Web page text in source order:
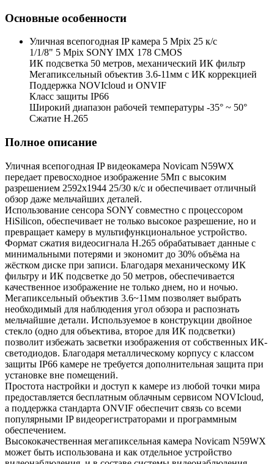
Основные особенности
Уличная всепогодная IP камера 5 Mpix 25 к/с
1/1/8" 5 Mpix SONY IMX 178 CMOS
ИК подсветка 50 метров, механический ИК фильтр
Мегапиксельный объектив 3.6-11мм c ИК коррекцией
Поддержка NOVIcloud и ONVIF
Класс защиты IP66
Широкий диапазон рабочей температуры -35° ~ 50°
Сжатие H.265
Полное описание
Уличная всепогодная IP видеокамера Novicam N59WX
передает превосходное изображение 5Мп с высоким
разрешением 2592x1944 25/30 к/с и обеспечивает отличный
обзор даже мельчайших деталей.
Использование сенсора SONY совместно с процессором
HiSilicon, обеспечивает не только высокое разрешение, но и
превращает камеру в мультифункциональное устройство.
Формат сжатия видеосигнала H.265 обрабатывает данные с
минимальными потерями и экономит до 30% объёма на
жёстком диске при записи. Благодаря механическому ИК
фильтру и ИК подсветке до 50 метров, обеспечивается
качественное изображение не только днем, но и ночью.
Мегапиксельный объектив 3.6~11мм позволяет выбрать
необходимый для наблюдения угол обзора и распознать
мельчайшие детали. Используемое в конструкции двойное
стекло (одно для объектива, второе для ИК подсветки)
позволит избежать засветки изображения от собственных ИК-
светодиодов. Благодаря металлическому корпусу с классом
защиты IP66 камере не требуется дополнительная защита при
установке вне помещений.
Простота настройки и доступ к камере из любой точки мира
предоставляется бесплатным облачным сервисом NOVIcloud,
а поддержка стандарта ONVIF обеспечит связь со всеми
популярными IP видеорегистраторами и программным
обеспечением.
Высококачественная мегапиксельная камера Novicam N59WX
может быть использована и как отдельное устройство